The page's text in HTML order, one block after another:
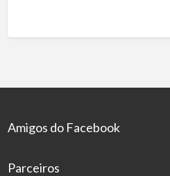
Amigos do Facebook
Parceiros